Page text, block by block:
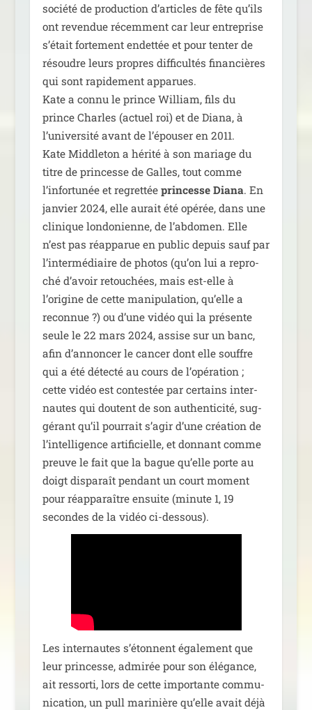
socié­té de pro­duc­tion d’articles de fête qu’ils
ont reven­due récem­ment car leur entre­prise
s’était for­te­ment endet­tée et pour ten­ter de
résoudre leurs propres dif­fi­cul­tés finan­cières
qui sont rapi­de­ment appa­rues.
Kate a connu le prince William, fils du
prince Charles (actuel roi) et de Diana, à
l’université avant de l’épouser en 2011.
Kate Middleton a héri­té à son mariage du
titre de prin­cesse de Galles, tout comme
l’infortunée et regret­tée prin­cesse Diana. En
jan­vier 2024, elle aurait été opé­rée, dans une
cli­nique lon­do­nienne, de l’abdomen. Elle
n’est pas réap­pa­rue en public depuis sauf par
l’intermédiaire de pho­tos (qu’on lui a repro­
ché d’avoir retou­chées, mais est-elle à
l’origine de cette mani­pu­la­tion, qu’elle a
recon­nue ?) ou d’une vidéo qui la pré­sente
seule le 22 mars 2024, assise sur un banc,
afin d’annoncer le can­cer dont elle souffre
qui a été détec­té au cours de l’opération ;
cette vidéo est contes­tée par cer­tains inter­
nautes qui doutent de son authen­ti­ci­té, sug­
gé­rant qu’il pour­rait s’agir d’une créa­tion de
l’intelligence arti­fi­cielle, et don­nant comme
preuve le fait que la bague qu’elle porte au
doigt dis­pa­raît pen­dant un court moment
pour réap­pa­raître ensuite (minute 1, 19
secondes de la vidéo ci-dessous).
Les inter­nautes s’étonnent éga­le­ment que
leur prin­cesse, admi­rée pour son élé­gance,
ait res­sor­ti, lors de cette impor­tante com­mu­
ni­ca­tion, un pull mari­nière qu’elle avait déjà